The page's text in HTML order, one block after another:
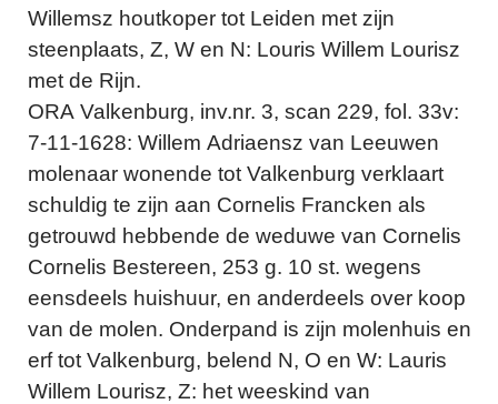
Willemsz houtkoper tot Leiden met zijn
steenplaats, Z, W en N: Louris Willem Lourisz
met de Rijn.
ORA Valkenburg, inv.nr. 3, scan 229, fol. 33v:
7-11-1628: Willem Adriaensz van Leeuwen
molenaar wonende tot Valkenburg verklaart
schuldig te zijn aan Cornelis Francken als
getrouwd hebbende de weduwe van Cornelis
Cornelis Bestereen, 253 g. 10 st. wegens
eensdeels huishuur, en anderdeels over koop
van de molen. Onderpand is zijn molenhuis en
erf tot Valkenburg, belend N, O en W: Lauris
Willem Lourisz, Z: het weeskind van